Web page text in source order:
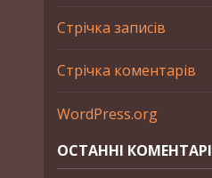
Стрічка записів
Стрічка коментарів
WordPress.org
ОСТАННІ КОМЕНТАРІ